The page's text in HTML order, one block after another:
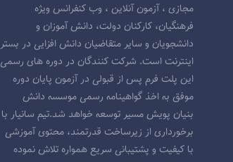
مجازی ، آزمون آنلاین ، وب کنفرانس ویژه
فرهنگیان، کارکنان دولت، دانش آموزان و
دانشجویان و سایر متقاضیان دانش افزایی در بستر
اینترنت است. شرکت کنندگان در دوره های رسمی
این پلت فرم پس از قبولی در آزمون پایان دوره
موفق به اخذ گواهینامه رسمی موسسه دانش
بنیان پویش مسیر توسعه خواهد شد.تیم سانیار با
برخورداری از زیرساخت قدرتمند، محتوی آموزشی
با کیفیت و پشتیبانی سریع همواره تلاش نموده